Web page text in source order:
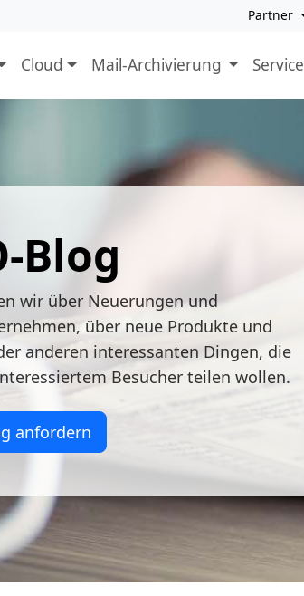
Partner
Cloud Mail-Archivierung Service
Blog
wir über Neuerungen und
über neue Produkte und
anderen interessanten Dingen, die
Besucher teilen wollen.
anfordern